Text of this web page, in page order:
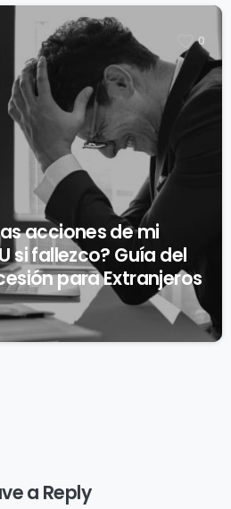
0
acciones de mi
si fallezco? Guía del
para Extranjeros
a Reply